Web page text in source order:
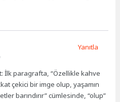
İlk paragrafta, “Özellikle kahve
çekici bir imge olup, yaşamın
barındırır” cümlesinde, “olup”
Yanıtla